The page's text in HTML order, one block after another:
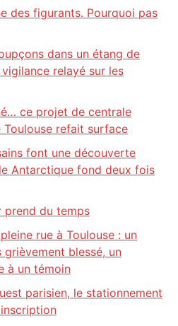
des figurants. Pourquoi pas
dans un étang de
relayé sur les
ce projet de centrale
refait surface
font une découverte
Antarctique fond deux fois
du temps
rue à Toulouse : un
grièvement blessé, un
à un témoin
parisien, le stationnement